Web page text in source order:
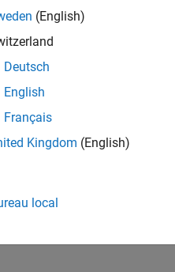
(English)
Deutsch
English
Français
Kingdom (English)
local